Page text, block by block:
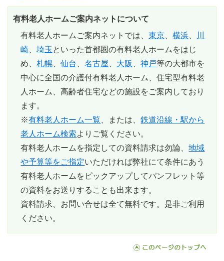
有料老人ホームご案内ネットについて
有料老人ホームご案内ネットでは、東京 、横浜
川
崎 、埼玉 といった首都圏の有料老人ホームをはじ
め、札幌 、仙台 、名古屋 大阪 、神戸等の大都市を
中心に全国の介護付有料老人ホーム、住宅型有料老
人ホーム、高齢者住宅などの施設をご案内しており
ます。
※有料老人ホーム一覧 、または、鉄道沿線・駅から
老人ホーム検索よりご覧ください。
有料老人ホームを指定しての資料請求は勿論、地域
や予算等をご指定いただければ弊社にて条件にあう
有料老人ホームをピックアップしてパンフレット等
の資料をお送りすることも出来ます。
資料請求、お問い合せは全て無料です。是非ご利用
ください。